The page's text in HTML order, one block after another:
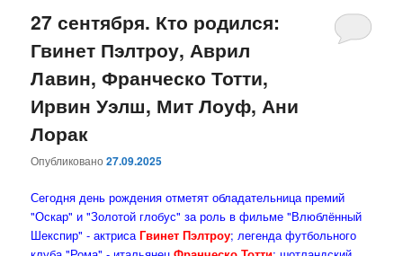
27 сентября. Кто родился:
Гвинет Пэлтроу, Аврил
Лавин, Франческо Тотти,
Ирвин Уэлш, Мит Лоуф, Ани
Лорак
Опубликовано27.09.2025
Сегодня день рождения отметят обладательница премий
"Оскар" и "Золотой глобус" за роль в фильме "Влюблённый
Шекспир" - актрисаГвинет Пэлтроу; легенда футбольного